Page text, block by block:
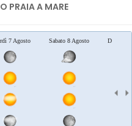
PRAIA A MARE
7 Agosto Sabato 8 Agosto